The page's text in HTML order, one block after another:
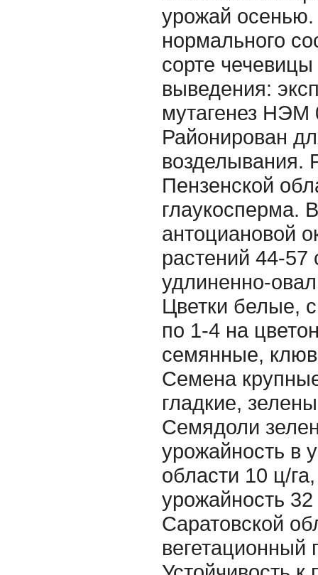
урожай
нормального
сорте
выведения:
мутагенез НЭМ
Районирован
возделывания.
Пензенской
глаукосперма.
антоциановой
растений 44-57
удлиненно-
Цветки белые,
по 1-4 на
семянные,
Семена
гладкие,
Семядоли
урожайность в
области 10 ц/
урожайность
Саратовской
вегетационный